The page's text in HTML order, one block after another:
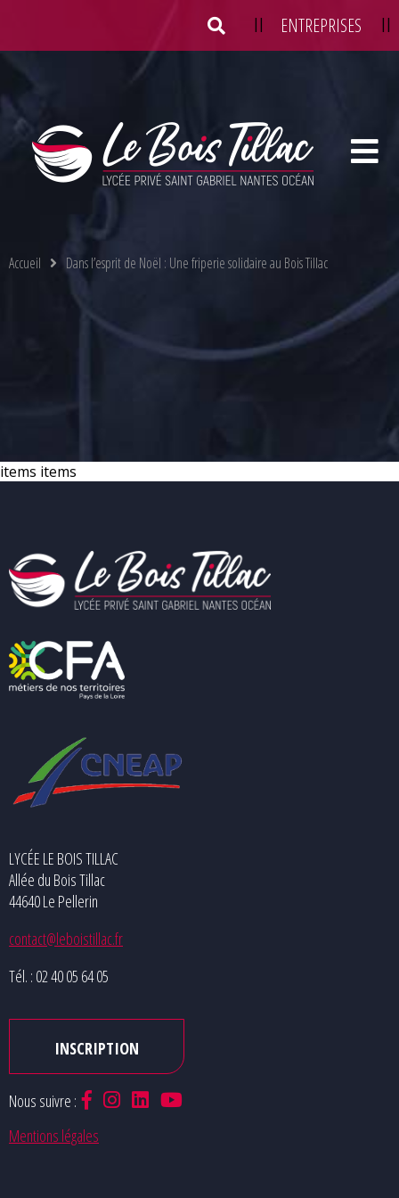
|| ENTREPRISES ||
Accueil Dans l’esprit de Noël : Une friperie solidaire au Bois Tillac
items items
LYCÉE LE BOIS TILLAC
Allée du Bois Tillac
44640 Le Pellerin
contact@leboistillac.fr
Tél. : 02 40 05 64 05
INSCRIPTION
Nous suivre :
Mentions légales